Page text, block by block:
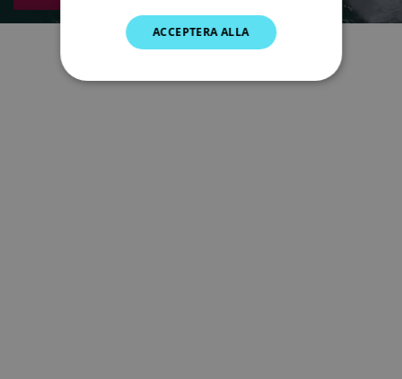
DUTCH
ACCEPTERA ALLA